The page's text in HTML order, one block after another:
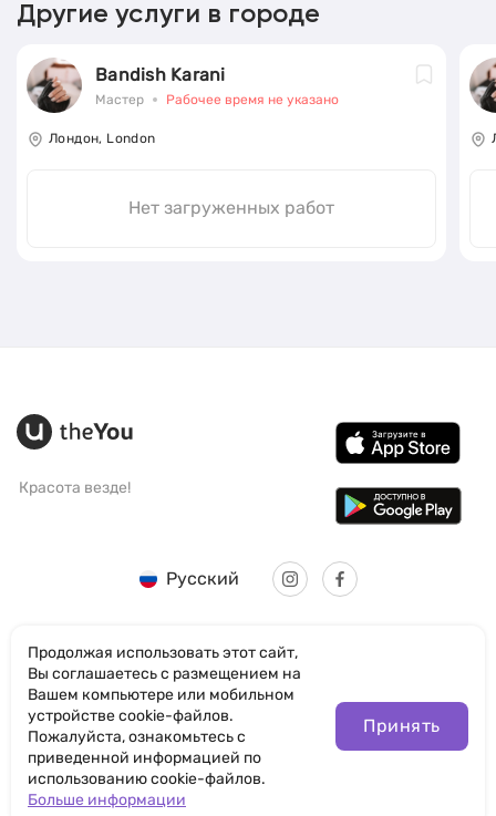
Другие услуги в городе
Bandish Karani
Мастер Рабочее время не указано
Лондон, London
Нет загруженных работ
Красота везде!
Русский
© SANTICUM INTERNATIONAL LTD
Политика конфиденциальности
Правила пользования сайтом
Продолжая использовать этот сайт,
Вы соглашаетесь с размещением на
Вашем компьютере или мобильном
устройстве cookie-файлов.
Пожалуйста, ознакомьтесь с
приведенной информацией по
использованию cookie-файлов.
Больше информации
Принять